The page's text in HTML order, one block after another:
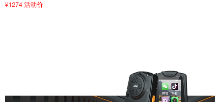
¥1274 活动价